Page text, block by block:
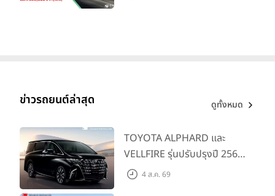
ข่าวรถยนต์ล่าสุด ดูทั้งหมด
TOYOTA ALPHARD และ
VELLFIRE รุ่นปรับปรุงปี 2569
พร้อมรุ่นย่อยใหม่ HEV
4 ส.ค. 69